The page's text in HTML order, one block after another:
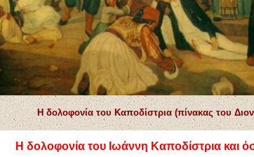
Η δολοφονία του Καποδίστρια (πίνακας του
Η δολοφονία του Ιωάννη Καποδίστρια και